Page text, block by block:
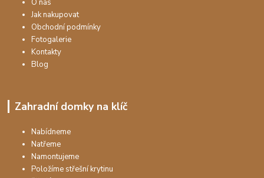
O nás
Jak nakupovat
Obchodní podmínky
Fotogalerie
Kontakty
Blog
Zahradní domky na klíč
Nabídneme
Natřeme
Namontujeme
Položíme střešní krytinu